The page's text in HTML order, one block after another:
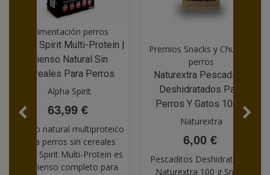
Alimentación perros
Alpha Spirit Multi-Protein |
Pienso Natural Sin
Cereales Para Perros
Alpha Spirit
63,99 €
Pienso natural multiproteico
para perros sin cereales
Alpha Spirit Multi-Protein es
un pienso completo para
Premios Snacks y Chuches
perros
Naturextra Pescaditos
Deshidratados Para
Perros Y Gatos 100 G
Naturextra
6,00 €
Pescaditos Deshidratados
Naturextra 100 g Snack